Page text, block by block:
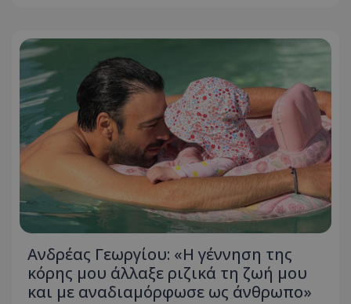
Ανδρέας Γεωργίου: «Η γέννηση της
κόρης μου άλλαξε ριζικά τη ζωή μου
και με αναδιαμόρφωσε ως άνθρωπο»